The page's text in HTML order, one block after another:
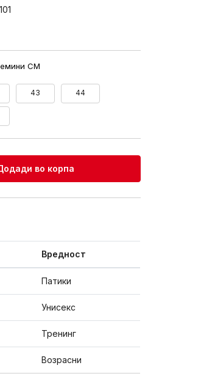
CM
43 44
во корпа
Вредност
Патики
Унисекс
Тренинг
Возрасни